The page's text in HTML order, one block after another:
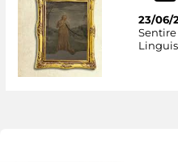
23/06/